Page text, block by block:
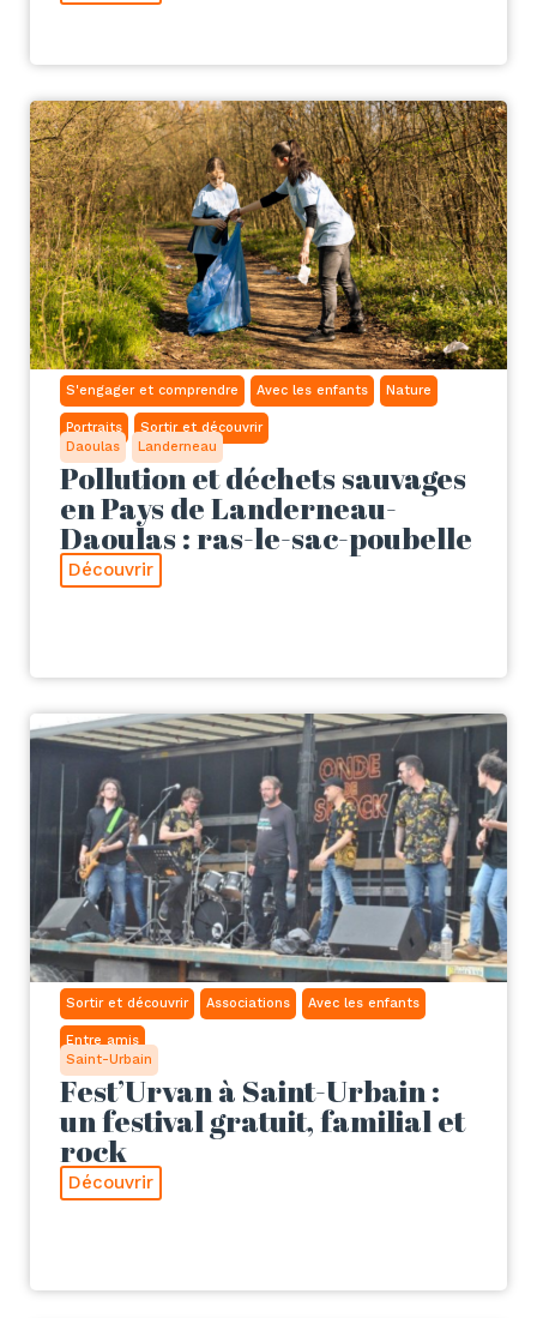
S'engager et comprendre Avec les enfants Nature
Portraits
Sortir et découvrir
Daoulas
Landerneau
Pollution et déchets sauvages
en Pays de Landerneau-
Daoulas : ras-le-sac-poubelle
Découvrir
Sortir et découvrir Associations Avec les enfants
Entre amis
Saint-Urbain
Fest’Urvan à Saint-Urbain :
un festival gratuit, familial et
rock
Découvrir